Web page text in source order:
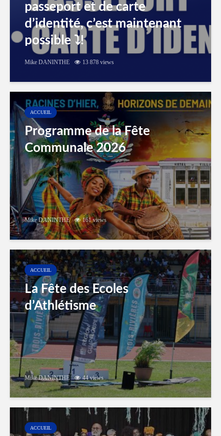
passeport et de carte
d’identité, c’est maintenant
possible ⤵️!
Mike DANINTHE 13 878 views
ACCUEIL
Programme de la Fête
Communale 2026
Mike DANINTHE 161 views
ACCUEIL
La Fête des Ecoles
d’Athlétisme
Mike DANINTHE 44 views
ACCUEIL